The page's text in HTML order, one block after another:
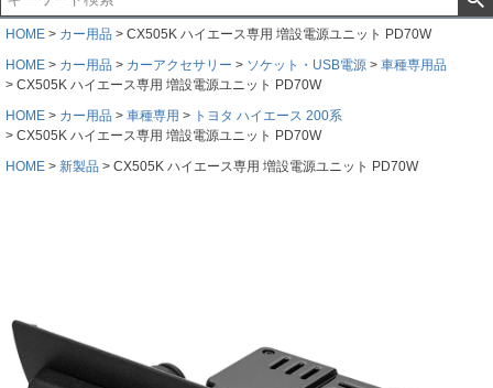
HOME カー用品
CX505K ハイエース専用 増設電源ユニット PD70W
HOME
カー用品 カーアクセサリー ソケット・USB電源
車種専用品
CX505K ハイエース専用 増設電源ユニット PD70W
HOME
カー用品 車種専用
トヨタ ハイエース 200系
CX505K ハイエース専用 増設電源ユニット PD70W
HOME
新製品 CX505K ハイエース専用 増設電源ユニット PD70W